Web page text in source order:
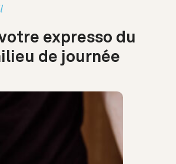
expresso du
de journée